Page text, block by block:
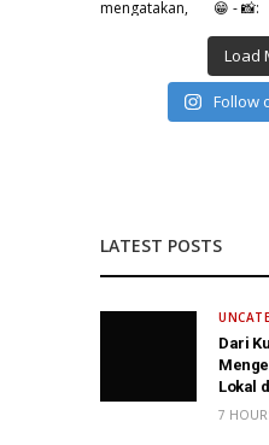
Load
Follow
LATEST POSTS
Dari
Lokal
7